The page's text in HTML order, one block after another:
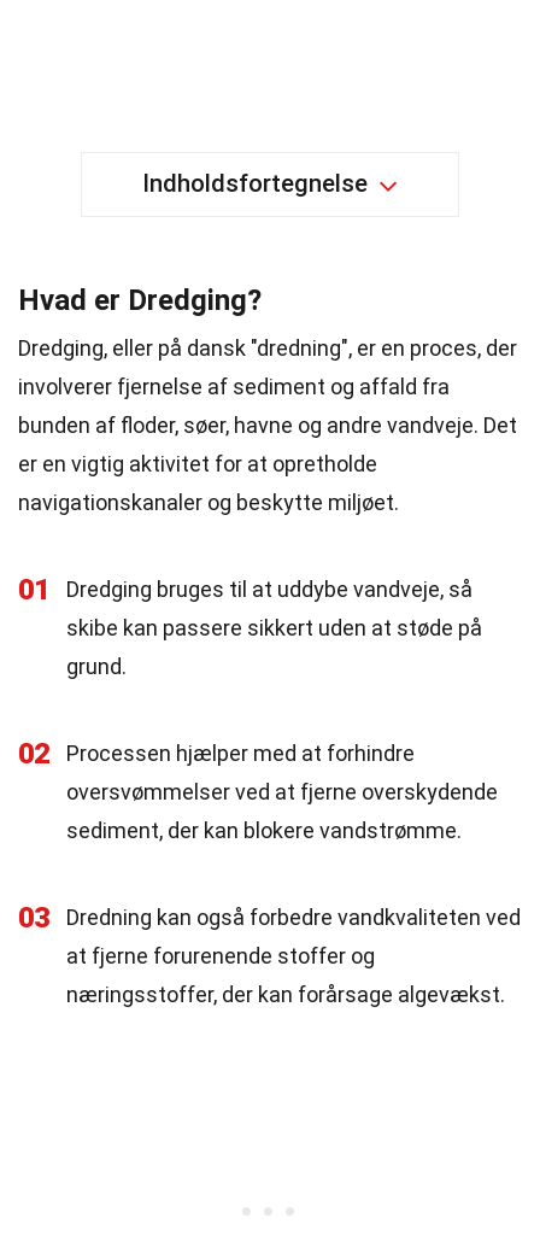
Indholdsfortegnelse
Hvad er Dredging?
Dredging, eller på dansk "dredning", er en proces, der
involverer fjernelse af sediment og affald fra
bunden af floder, søer, havne og andre vandveje. Det
er en vigtig aktivitet for at opretholde
navigationskanaler og beskytte miljøet.
01
Dredging bruges til at uddybe vandveje, så
skibe kan passere sikkert uden at støde på
grund.
02
Processen hjælper med at forhindre
oversvømmelser ved at fjerne overskydende
sediment, der kan blokere vandstrømme.
03
Dredning kan også forbedre vandkvaliteten ved
at fjerne forurenende stoffer og
næringsstoffer, der kan forårsage algevækst.